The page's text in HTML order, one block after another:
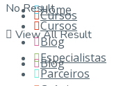
No Result
View All Result
Cursos
Blog
Home
Cursos
Blog
Especialistas
Parceiros